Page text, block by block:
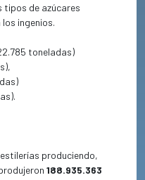
tipos de azúcares
ingenios.
toneladas)
produciendo,
188.935.363